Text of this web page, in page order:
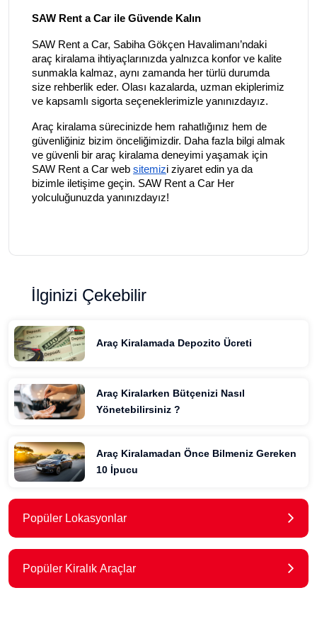
SAW Rent a Car ile Güvende Kalın
SAW Rent a Car, Sabiha Gökçen Havalimanı’ndaki
araç kiralama ihtiyaçlarınızda yalnızca konfor ve kalite
sunmakla kalmaz, aynı zamanda her türlü durumda
size rehberlik eder. Olası kazalarda, uzman ekiplerimiz
ve kapsamlı sigorta seçeneklerimizle yanınızdayız.
Araç kiralama sürecinizde hem rahatlığınız hem de
güvenliğiniz bizim önceliğimizdir. Daha fazla bilgi almak
ve güvenli bir araç kiralama deneyimi yaşamak için
SAW Rent a Car web sitemizi ziyaret edin ya da
bizimle iletişime geçin. SAW Rent a Car Her
yolculuğunuzda yanınızdayız!
İlginizi Çekebilir
Araç Kiralamada Depozito Ücreti
Araç Kiralarken Bütçenizi Nasıl
Yönetebilirsiniz ?
Araç Kiralamadan Önce Bilmeniz Gereken
10 İpucu
Popüler Lokasyonlar
Popüler Kiralık Araçlar